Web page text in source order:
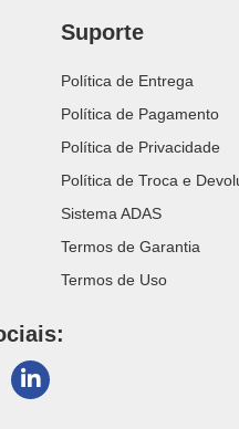
Suporte
Política de Entrega
Política de Pagamento
Política de Privacidade
Política de Troca e
Sistema ADAS
Termos de Garantia
Termos de Uso